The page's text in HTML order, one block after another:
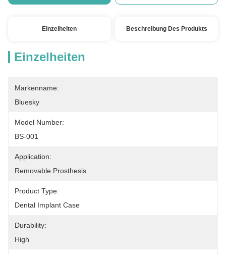
Einzelheiten Beschreibung Des Produkts
Einzelheiten
Markenname:
Bluesky
Model Number:
BS-001
Application:
Removable Prosthesis
Product Type:
Dental Implant Case
Durability:
High